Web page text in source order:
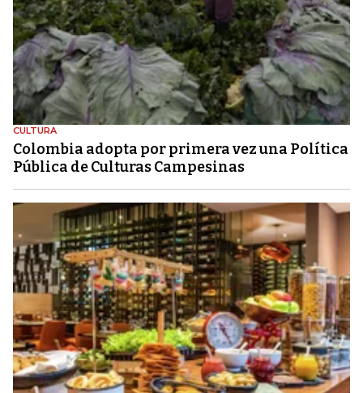
CULTURA
Colombia adopta por primera vez una Política
Pública de Culturas Campesinas